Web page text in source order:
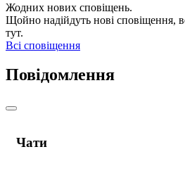
Жодних нових сповіщень.
Щойно надійдуть нові сповіщення,
тут.
Всі сповіщення
Повідомлення
Чати